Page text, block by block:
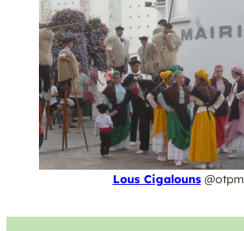
Lous Cigalouns@otpm